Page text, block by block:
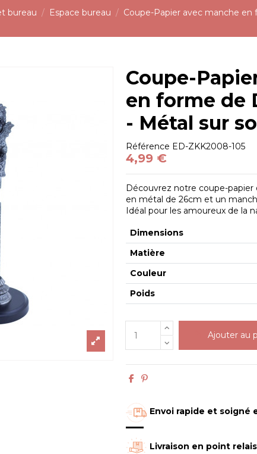
bureau Espace bureau
Coupe-Papier avec manche
Coupe-
en forme de
- Métal sur
Référence ED-ZKK2008-105
4,99 €
Découvrez notre coupe-
en métal de 26cm et un
Idéal pour les amoureux de la
Dimensions
Matière
Couleur
Poids
Ajouter au
Envoi rapide et soigné
Livraison en point